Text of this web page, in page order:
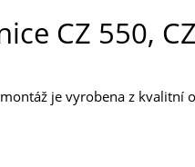
CZ 550,
je vyrobena z